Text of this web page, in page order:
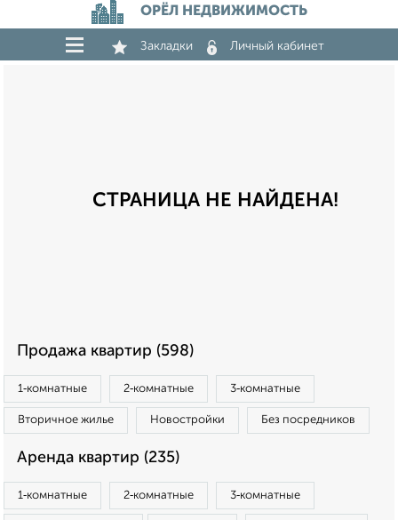
ОРЁЛ НЕДВИЖИМОСТЬ
Закладки Личный кабинет
СТРАНИЦА НЕ НАЙДЕНА!
Продажа квартир (598)
1‑комнатные 2‑комнатные 3‑комнатные
Вторичное жилье Новостройки Без посредников
Аренда квартир (235)
1‑комнатные 2‑комнатные 3‑комнатные